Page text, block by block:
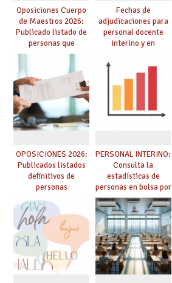
Oposiciones Cuerpo
de Maestros 2026:
Publicado listado de
personas que
adquieren nueva
especialidad
Fechas de
adjudicaciones para
personal docente
interino y en
debes saber
OPOSICIONES 2026:
Publicados listados
definitivos de
personas
seleccionadas. ¿Qué
hacer ahora si he
obtenido plaza?
PERSONAL INTERINO:
Consulta la
estadísticas de
personas en bolsa por
cuerpo, especialidad
y tipo de bolsa para
el curso 26/27